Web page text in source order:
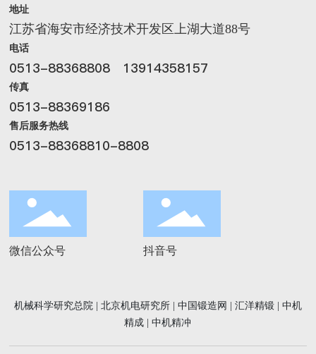
地址
江苏省海安市经济技术开发区上湖大道88号
电话
0513-88368808 13914358157
传真
0513-88369186
售后服务热线
0513-88368810-8808
微信公众号 抖音号
机械科学研究总院 北京机电研究所| 中国锻造网 汇洋精锻| 中机
精成 |中机精冲